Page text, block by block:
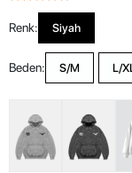
Renk: Siyah
Beden: S/M L/